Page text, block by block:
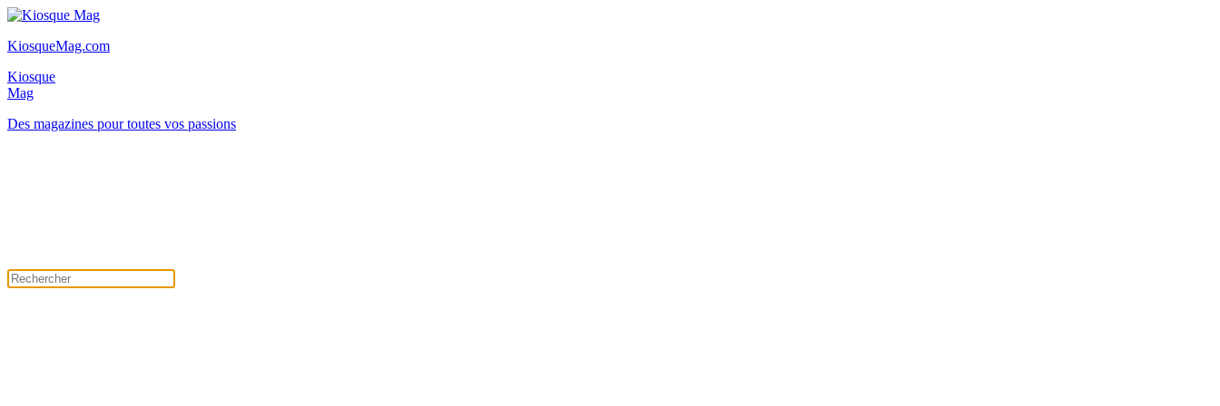
KiosqueMag.com
Kiosque
Mag
Des magazines pour toutes vos passions